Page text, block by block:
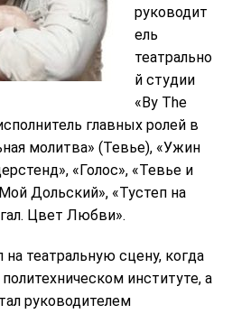
руководит
ель
театрально
й студии
«By The
главных ролей в
молитва» (Тевье), «Ужин
«Голос», «Тевье и
Дольский», «Тустеп на
Цвет Любви».
театральную сцену, когда
институте, а
руководителем